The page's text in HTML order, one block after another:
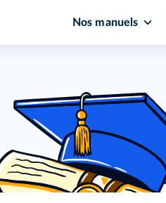
Nos manuels